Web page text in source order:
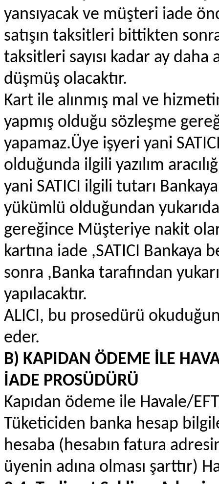
yansıyacak ve müşteri iade
satışın taksitleri bittikten
taksitleri sayısı kadar ay
düşmüş olacaktır.
Kart ile alınmış mal ve
yapmış olduğu sözleşme
yapamaz.Üye işyeri yani
olduğunda ilgili yazılım
yani SATICI ilgili tutarı
yükümlü olduğundan
gereğince Müşteriye nakit
kartına iade ,SATICI
sonra ,Banka tarafından
yapılacaktır.
ALICI, bu prosedürü
eder.
B) KAPIDAN ÖDEME İLE
İADE PROSÜDÜRÜ
Kapıdan ödeme ile Havale/
Tüketiciden banka hesap
hesaba (hesabın fatura
üyenin adına olması şarttır)